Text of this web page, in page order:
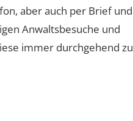
aber auch per Brief und
Anwaltsbesuche und
immer durchgehend zu